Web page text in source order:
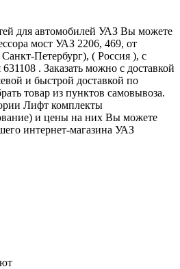
для автомобилей УАЗ Вы можете
мост УАЗ 2206, 469, от
Петербург), ( Россия ), с
. Заказать можно с доставкой
и быстрой доставкой по
товар из пунктов самовывоза.
Лифт комплекты
и цены на них Вы можете
интернет-магазина УАЗ